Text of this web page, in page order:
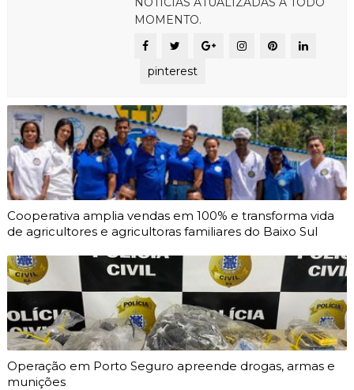
MOMENTO.
pinterest
Cooperativa amplia vendas em 100% e transforma vida
de agricultores e agricultoras familiares do Baixo Sul
Operação em Porto Seguro apreende drogas, armas e
munições